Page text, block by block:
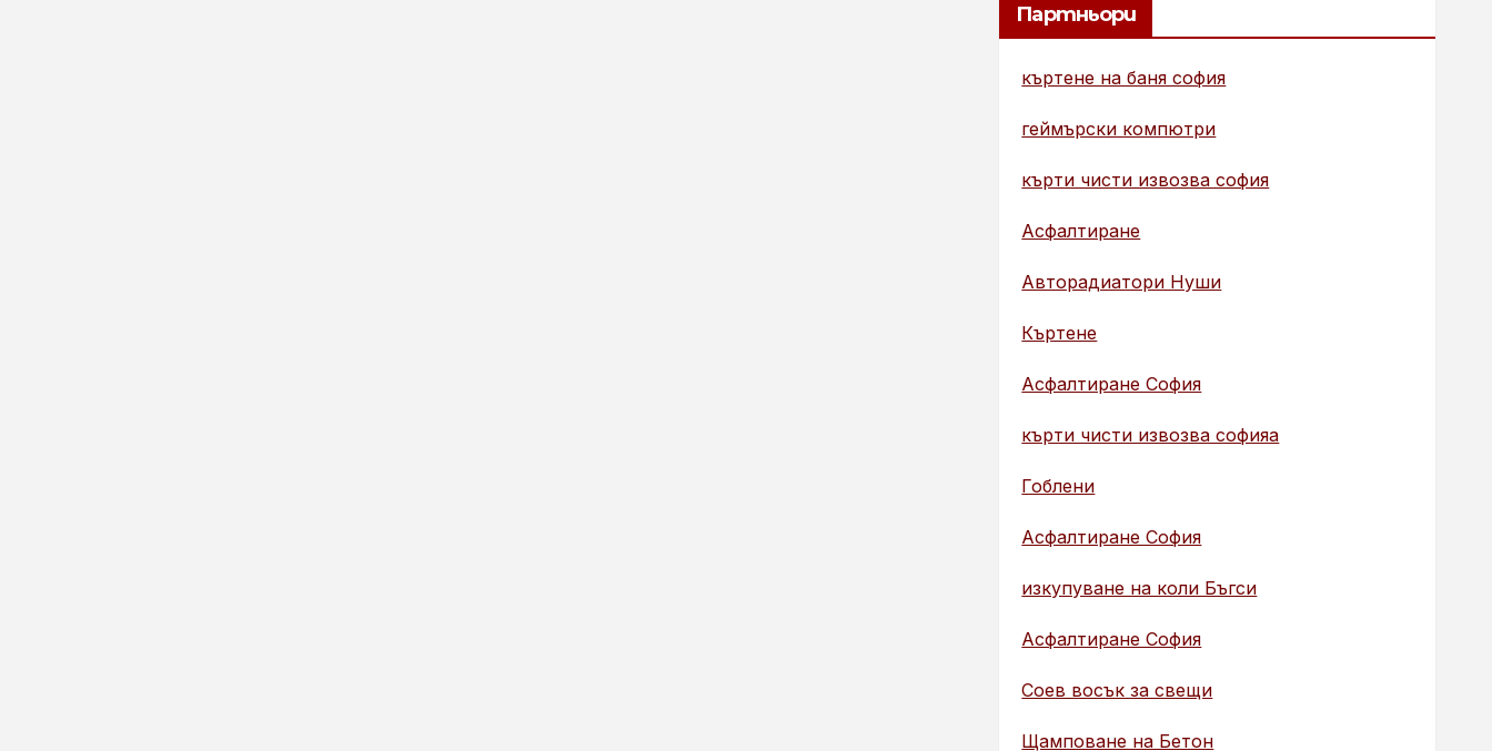
Партньори
къртене на баня софия
геймърски компютри
кърти чисти извозва софия
Асфалтиране
Авторадиатори Нуши
Къртене
Асфалтиране София
кърти чисти извозва софияа
Гоблени
Асфалтиране София
изкупуване на коли Бъгси
Асфалтиране София
Соев восък за свещи
Щамповане на Бетон